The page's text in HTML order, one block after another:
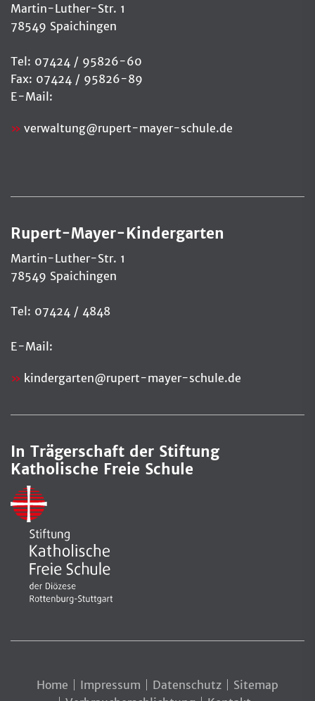
Martin-Luther-Str. 1
78549 Spaichingen
Tel: 07424 / 95826-60
Fax: 07424 / 95826-89
E-Mail:
verwaltung@rupert-mayer-schule.de
Rupert-Mayer-Kindergarten
Martin-Luther-Str. 1
78549 Spaichingen
Tel: 07424 / 4848
E-Mail:
kindergarten@rupert-mayer-schule.de
In Trägerschaft der Stiftung
Katholische Freie Schule
Home Impressum Datenschutz
Sitemap